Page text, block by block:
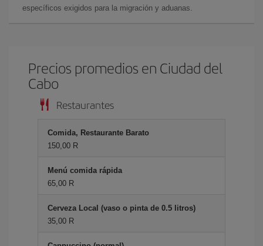
específicos exigidos para la migración y aduanas.
Precios promedios en Ciudad del
Cabo
Restaurantes
Comida, Restaurante Barato
150,00 R
Menú comida rápida
65,00 R
Cerveza Local (vaso o pinta de 0.5 litros)
35,00 R